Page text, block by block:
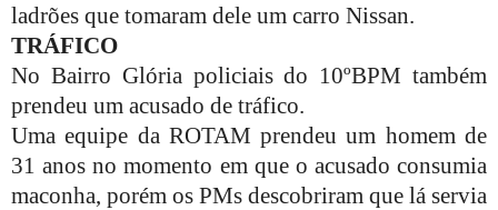
ladrões que tomaram dele um carro Nissan.
TRÁFICO
No Bairro Glória policiais do 10ºBPM também
prendeu um acusado de tráfico.
Uma equipe da ROTAM prendeu um homem de
31 anos no momento em que o acusado consumia
maconha, porém os PMs descobriram que lá servia